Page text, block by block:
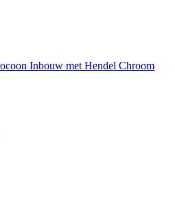
Inbouw met Hendel Chroom